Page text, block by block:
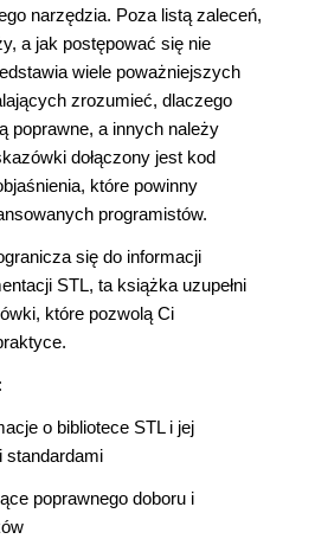
narzędzia. Poza listą zaleceń,
a jak postępować się nie
wiele poważniejszych
zrozumieć, dlaczego
poprawne, a innych należy
dołączony jest kod
które powinny
programistów.
się do informacji
STL, ta książka uzupełni
które pozwolą Ci
o bibliotece STL i jej
standardami
poprawnego doboru i